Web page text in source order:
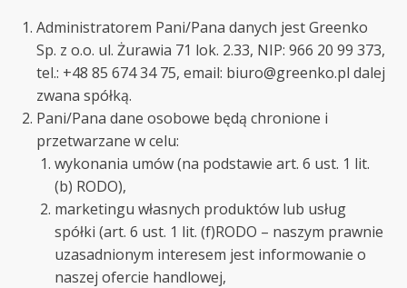
Administratorem Pani/Pana danych jest Greenko
Sp. z o.o. ul. Żurawia 71 lok. 2.33, NIP: 966 20 99 373,
tel.: +48 85 674 34 75, email: biuro@greenko.pl dalej
zwana spółką.
Pani/Pana dane osobowe będą chronione i
przetwarzane w celu:
wykonania umów (na podstawie art. 6 ust. 1 lit.
(b) RODO),
marketingu własnych produktów lub usług
spółki (art. 6 ust. 1 lit. (f)RODO – naszym prawnie
uzasadnionym interesem jest informowanie o
naszej ofercie handlowej,